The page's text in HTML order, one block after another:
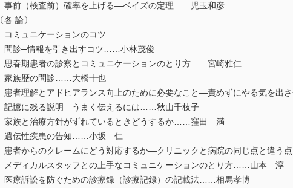
事前（検査前）確率を上げる—ベイズの定理……児玉和彦
〔各 論〕
コミュニケーションのコツ
問診─情報を引き出すコツ……小林茂俊
思春期患者の診察とコミュニケーションのとり方……宮崎雅仁
家族歴の問診……大橋十也
患者理解とアドヒアランス向上のために必要なこと―責めずにやる気を
記憶に残る説明―うまく伝えるには……秋山千枝子
家族と治療方針がずれているときどうするか……窪田 満
遺伝性疾患の告知……小坂 仁
患者からのクレームにどう対応するか―クリニックと病院の同じ点と違う
メディカルスタッフとの上手なコミュニケーションのとり方……山本 淳
医療訴訟を防ぐための診療録（診療記録）の記載法……相馬孝博